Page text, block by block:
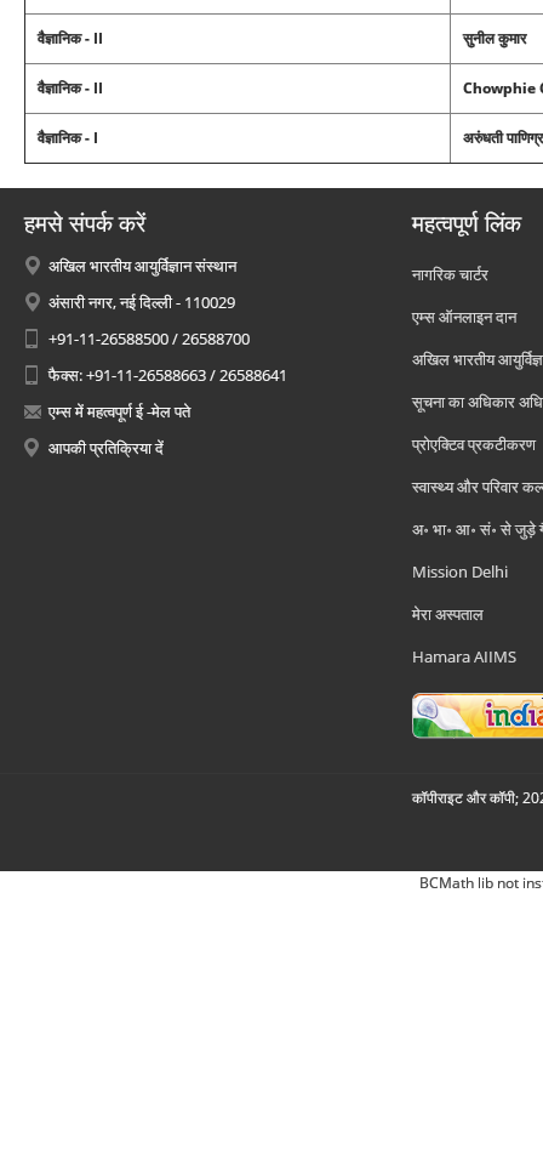
वैज्ञानिक - II सुनील कुमार
वैज्ञानिक - II Chowphie
वैज्ञानिक - I अरुंधती
हमसे संपर्क करें
अखिल भारतीय आयुर्विज्ञान संस्थान
अंसारी नगर, नई दिल्ली - 110029
+91-11-26588500 / 26588700
फैक्स: +91-11-26588663 / 26588641
एम्स में महत्वपूर्ण ई -मेल पते
आपकी प्रतिक्रिया दें
महत्वपूर्ण लिंक
नागरिक चार्टर
एम्स ऑनलाइन दान
अखिल भारतीय
सूचना का अधिकार
प्रोएक्टिव प्रकटीकरण
स्वास्थ्य और परिवार
अ॰ भा॰ आ॰ सं॰ से जुड़े
Mission Delhi
मेरा अस्पताल
Hamara AIIMS
कॉपीराइट और कॉपी;
BCMath lib not